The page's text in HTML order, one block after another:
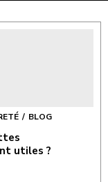
BLOG
utiles ?